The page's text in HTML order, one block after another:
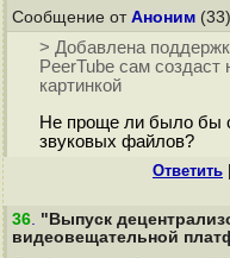
Сообщение от Аноним
> Добавлена
PeerTube сам создаст
картинкой
Не проще ли было бы
звуковых файлов?
Ответить
36. "Выпуск
видеовещательной